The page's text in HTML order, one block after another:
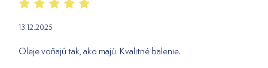
13.12.2025
Oleje voňajú tak, ako majú. Kvalitné balenie.